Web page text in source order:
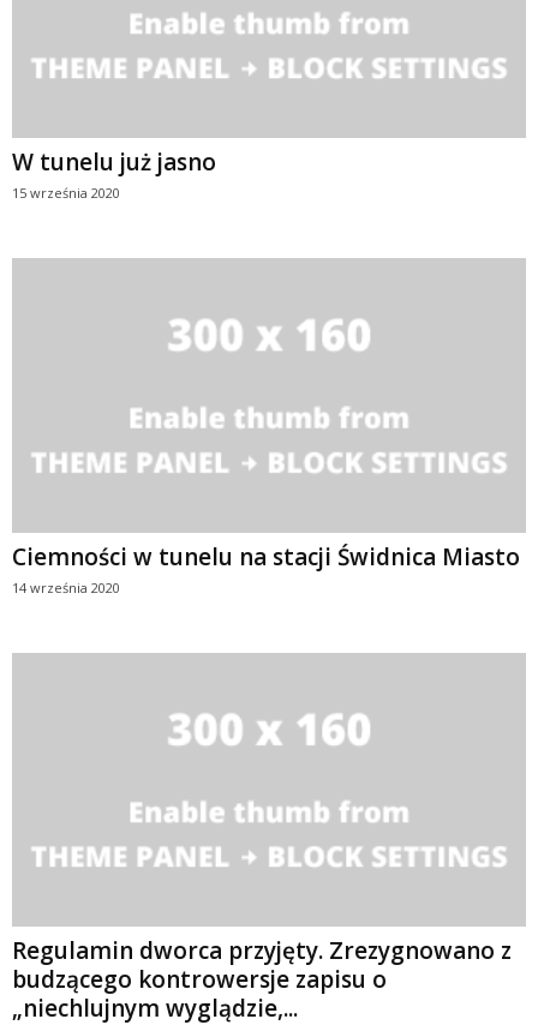
W tunelu już jasno
15 września 2020
Ciemności w tunelu na stacji Świdnica Miasto
14 września 2020
Regulamin dworca przyjęty. Zrezygnowano z
budzącego kontrowersje zapisu o
„niechlujnym wyglądzie,...